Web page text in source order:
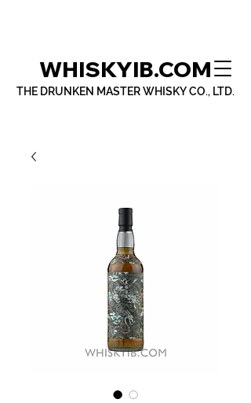
WHISKYIB.COM
THE DRUNKEN MASTER WHISKY CO., LTD.